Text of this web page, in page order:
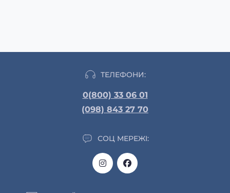
ТЕЛЕФОНИ:
0(800) 33 06 01
(098) 843 27 70
СОЦ МЕРЕЖІ: